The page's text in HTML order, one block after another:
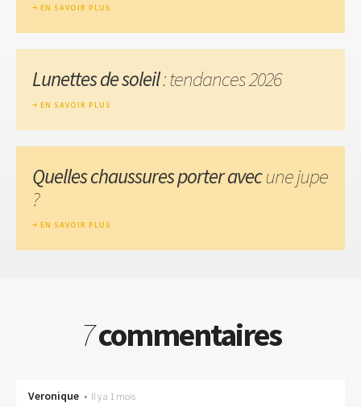
EN SAVOIR PLUS
Lunettes de soleil: tendances 2026
EN SAVOIR PLUS
Quelles chaussures porter avecune jupe
?
EN SAVOIR PLUS
7commentaires
Veronique • Il y a 1 mois